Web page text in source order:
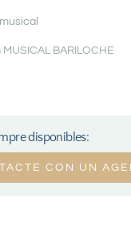
MUSICAL BARILOCHE
disponibles:
CON UN